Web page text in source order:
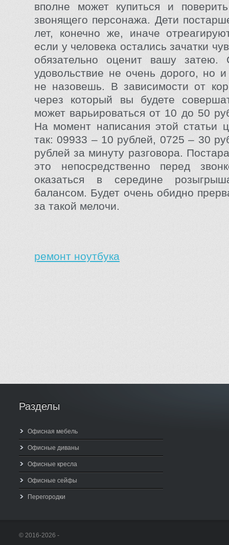
вполне может купиться и
звонящего персонажа. Дети
лет, конечно же, иначе
если у человека остались зачатки
обязательно оценит вашу затею.
удовольствие не очень дорого, но
не назовешь. В зависимости от
через который вы будете
может варьироваться от 10 до 50
На момент написания этой статьи
так: 09933 – 10 рублей, 0725 – 30
рублей за минуту разговора.
это непосредственно перед
оказаться в середине
балансом. Будет очень обидно
за такой мелочи.
ремонт ноутбука
Разделы
Офисная мебель
Офисные диваны
Офисные кресла
Офисные сейфы
Перегородки
© 2016-2026 -